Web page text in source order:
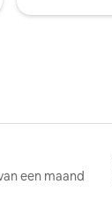
een maand